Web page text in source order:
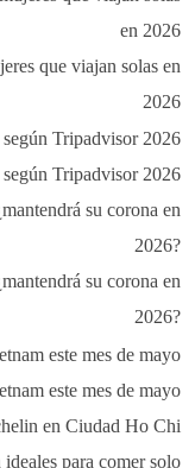
que viajan solas en
2026
Tripadvisor 2026
su corona en
2026?
este mes de mayo